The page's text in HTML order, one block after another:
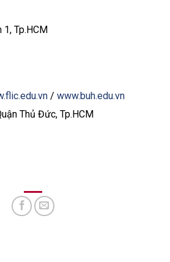
1, Tp.HCM
/ www.buh.edu.vn
Thủ Đức, Tp.HCM